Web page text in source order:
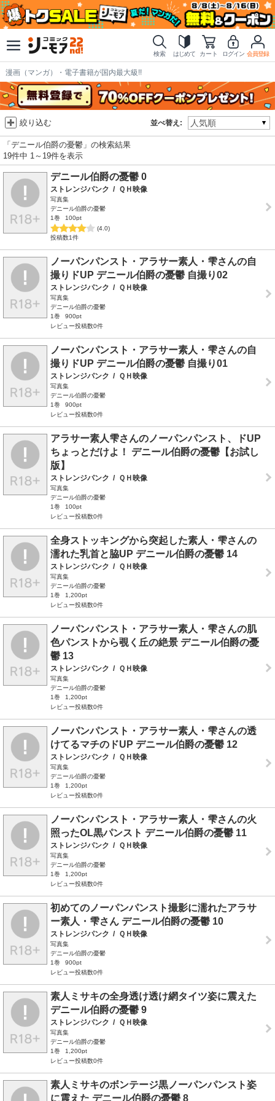
検索 はじめて カート ログイン 会員登録
漫画（マンガ）・電子書籍が国内最大級!!
並べ替え:
絞り込む
「デニール伯爵の憂鬱」の検索結果
19件中 1～19件を表示
デニール伯爵の憂鬱 0
ストレンジパンク / ＱＨ映像
写真集
デニール伯爵の憂鬱
1巻
100pt
(4.0)
投稿数1件
ノーパンパンスト・アラサー素人・雫さんの自
撮りドUP デニール伯爵の憂鬱 自撮り02
ストレンジパンク / ＱＨ映像
写真集
デニール伯爵の憂鬱
1巻
900pt
レビュー投稿数0件
ノーパンパンスト・アラサー素人・雫さんの自
撮りドUP デニール伯爵の憂鬱 自撮り01
ストレンジパンク / ＱＨ映像
写真集
デニール伯爵の憂鬱
1巻
900pt
レビュー投稿数0件
アラサー素人雫さんのノーパンパンスト、ドUP
ちょっとだけよ！ デニール伯爵の憂鬱【お試し
版】
ストレンジパンク / ＱＨ映像
写真集
デニール伯爵の憂鬱
1巻
100pt
レビュー投稿数0件
全身ストッキングから突起した素人・雫さんの
濡れた乳首と脇UP デニール伯爵の憂鬱 14
ストレンジパンク / ＱＨ映像
写真集
デニール伯爵の憂鬱
1巻
1,200pt
レビュー投稿数0件
ノーパンパンスト・アラサー素人・雫さんの肌
色パンストから覗く丘の絶景 デニール伯爵の憂
鬱 13
ストレンジパンク / ＱＨ映像
写真集
デニール伯爵の憂鬱
1巻
1,200pt
レビュー投稿数0件
ノーパンパンスト・アラサー素人・雫さんの透
けてるマチのドUP デニール伯爵の憂鬱 12
ストレンジパンク / ＱＨ映像
写真集
デニール伯爵の憂鬱
1巻
1,200pt
レビュー投稿数0件
ノーパンパンスト・アラサー素人・雫さんの火
照ったOL黒パンスト デニール伯爵の憂鬱 11
ストレンジパンク / ＱＨ映像
写真集
デニール伯爵の憂鬱
1巻
1,200pt
レビュー投稿数0件
初めてのノーパンパンスト撮影に濡れたアラサ
ー素人・雫さん デニール伯爵の憂鬱 10
ストレンジパンク / ＱＨ映像
写真集
デニール伯爵の憂鬱
1巻
900pt
レビュー投稿数0件
素人ミサキの全身透け透け網タイツ姿に震えた
デニール伯爵の憂鬱 9
ストレンジパンク / ＱＨ映像
写真集
デニール伯爵の憂鬱
1巻
1,200pt
レビュー投稿数0件
素人ミサキのボンテージ黒ノーパンパンスト姿
に震えた デニール伯爵の憂鬱 8